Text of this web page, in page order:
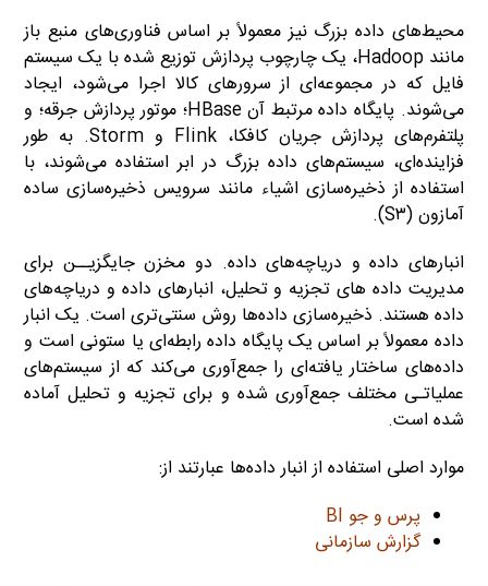
محیط‌های داده بزرگ نیز معمولاً بر اساس فناوری‌های منبع باز
مانند Hadoop، یک چارچوب پردازش توزیع شده با یک سیستم
فایل که در مجموعه‌ای از سرورهای کالا اجرا می‌شود، ایجاد
می‌شوند. پایگاه داده مرتبط آن HBase؛ موتور پردازش جرقه؛ و
پلتفرم‌های پردازش جریان کافکا، Flink و Storm. به طور
فزاینده‌ای، سیستم‌های داده بزرگ در ابر استفاده می‌شوند، با
استفاده از ذخیره‌سازی اشیاء مانند سرویس ذخیره‌سازی ساده
آمازون (S۳).
انبارهای داده و دریاچه‌های داده. دو مخزن جایگزیــن برای
مدیریت داده های تجزیه و تحلیل، انبارهای داده و دریاچه‌های
داده هستند. ذخیره‌سازی داده‌ها روش سنتی‌تری است. یک انبار
داده معمولاً بر اساس یک پایگاه داده رابطه‌ای یا ستونی است و
داده‌های ساختار یافته‌ای را جمع‌آوری می‌کند که از سیستم‌های
عملیاتـی مختلف جمع‌آوری شده و برای تجزیه و تحلیل آماده
شده است.
موارد اصلی استفاده از انبار داده‌ها عبارتند از:
پرس و جو BI
گزارش سازمانی